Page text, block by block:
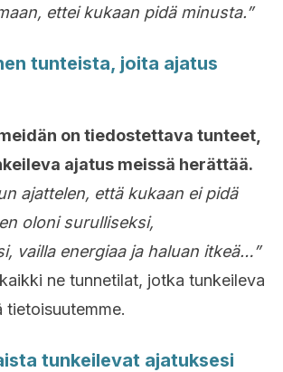
ettei kukaan pidä minusta.”
tunteista, joita ajatus
on tiedostettava tunteet,
ajatus meissä herättää.
ajattelen, että kukaan ei pidä
oloni surulliseksi,
vailla energiaa ja haluan itkeä…”
ne tunnetilat, jotka tunkeileva
tietoisuutemme.
tunkeilevat ajatuksesi